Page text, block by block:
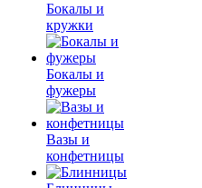
Бокалы и
кружки
Бокалы и
фужеры
Вазы и
конфетницы